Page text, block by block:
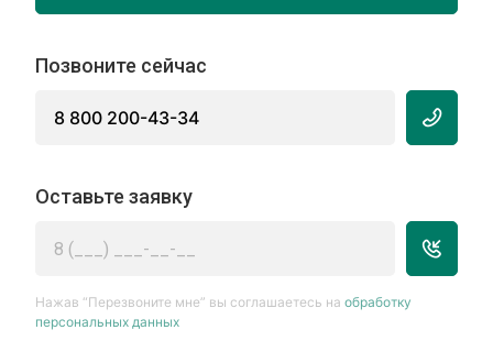
Позвоните сейчас
8 800 200-43-34
Оставьте заявку
Нажав “Перезвоните мне” вы соглашаетесь наобработку
персональных данных